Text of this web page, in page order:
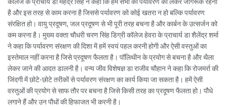
कॉलेज के प्राचार्य डा महेंद्र सिंह ने कहा कि हम सभी को पर्यावरण को लेकर जागरूक रहना
है और इस तरह से काम करना है जिससे पर्यावरण को कोई खतरा न हो बल्कि पर्यावरण
संरक्षित हो। वायु प्रदूषण, जल प्रदूषण से भी पूरी तरह बचना है और कार्बन के उत्सर्जन को
कम करना है। मुख्य वक्ता चौधरी चरण सिंह डिग्री कॉलेज हेवरा के प्राचार्य डा शैलेंद्र शर्मा
ने कहा कि पर्यावरण संरक्षण की दिशा में हमें स्वयं पहल करनी होगी और ऐसी वस्तुओं का
इस्तेमाल नहीं करना है जिसे प्रदूषण फैलता है। पॉलिथीन के प्रयोग से बचना है और थैला
लेकर जाने की आदत डालनी है। वन्य जीव विशेषज्ञ डा राजीव चौहान ने कहा कि रोजमर्रा की
जिंदगी में छोटे-छोटे तरीकों से पर्यावरण संरक्षण का कार्य किया जा सकता है। हमें ऐसी
वस्तुओं की प्रयोग से साफ तौर पर बचना है जिसे किसी तरह का प्रदूषण फैलता हो। पौधे
लगाने हैं और उन पौधों की हिफाजत भी करनी है।